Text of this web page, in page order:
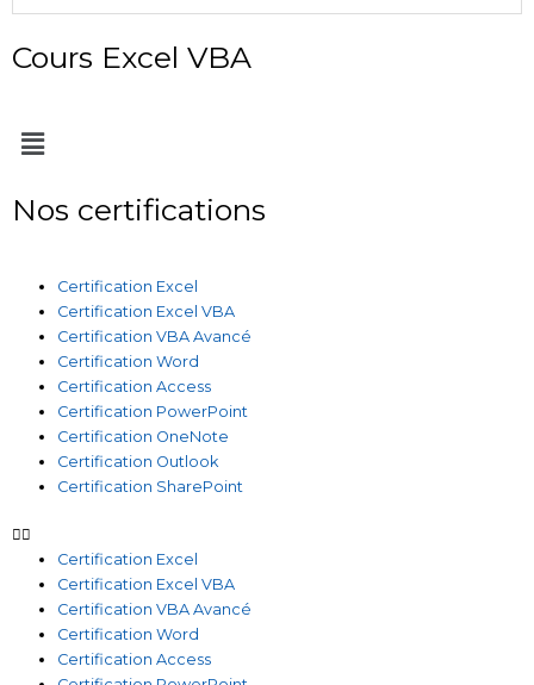
Cours Excel VBA
Menu
Nos certifications
Certification Excel
Certification Excel VBA
Certification VBA Avancé
Certification Word
Certification Access
Certification PowerPoint
Certification OneNote
Certification Outlook
Certification SharePoint
Certification Excel
Certification Excel VBA
Certification VBA Avancé
Certification Word
Certification Access